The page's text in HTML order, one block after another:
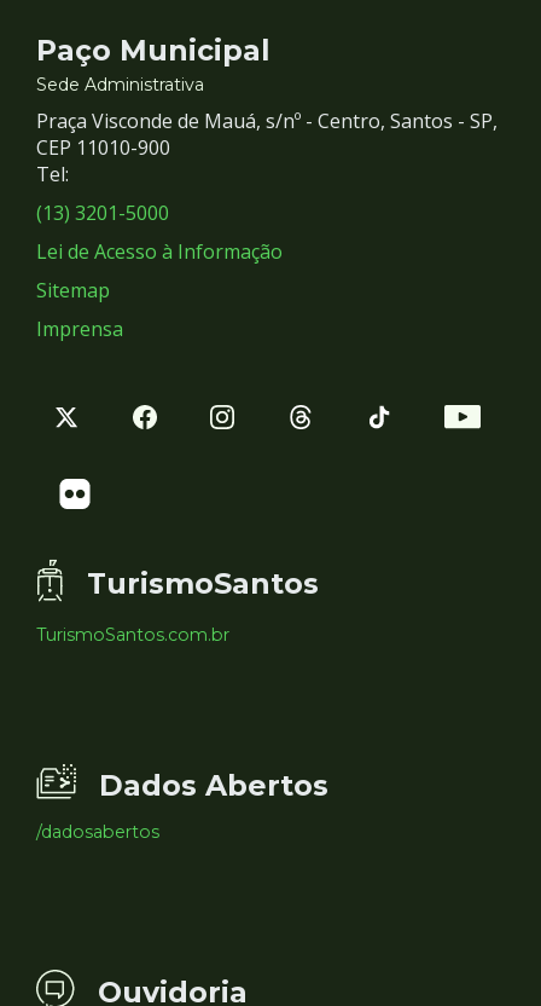
Contato
e
Redes
Sociais
Paço Municipal
Sede Administrativa
Praça Visconde de Mauá, s/nº - Centro, Santos - SP,
CEP 11010-900
Tel:
(13) 3201-5000
Lei de Acesso à Informação
Sitemap
Imprensa
TurismoSantos
TurismoSantos.com.br
Dados Abertos
/dadosabertos
Ouvidoria